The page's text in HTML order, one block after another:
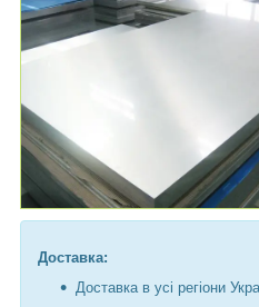
Доставка:
Доставка в усі регіони